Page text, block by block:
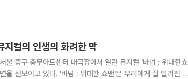
.
컬의 인생의 화려한 막
울 중구 충무아트센터 대극장에서 열린 뮤지컬 '바넘 : 위대한쇼
한 쇼맨'은 우리에게 잘 알려진 휴